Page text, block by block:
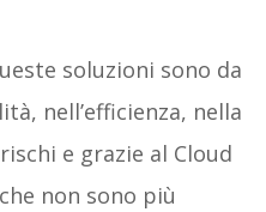
soluzioni sono da
nell’efficienza, nella
e grazie al Cloud
non sono più